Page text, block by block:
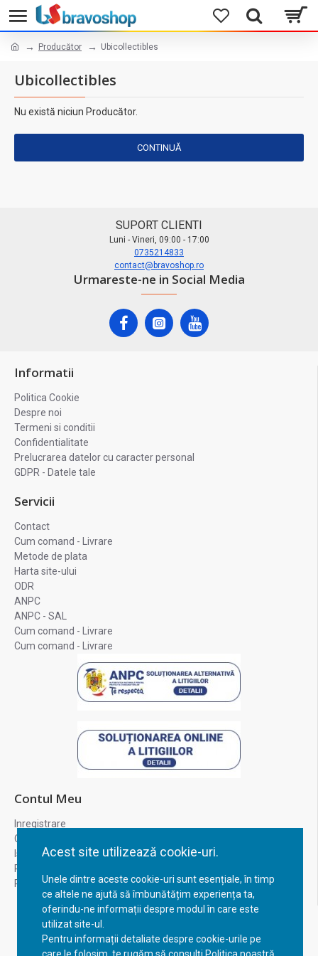
Acest site utilizează cookie-uri.
Unele dintre aceste cookie-uri sunt esențiale, în timp
ce altele ne ajută să îmbunătățim experiența ta,
oferindu-ne informații despre modul în care este
utilizat site-ul.
Pentru informații detaliate despre cookie-urile pe
Producător Ubicollectibles
Ubicollectibles
Nu există niciun Producător.
CONTINUĂ
SUPORT CLIENTI
Luni - Vineri, 09:00 - 17:00
0735214833
contact@bravoshop.ro
Urmareste-ne in Social Media
Informatii
Politica Cookie
Despre noi
Termeni si conditii
Confidentialitate
Prelucrarea datelor cu caracter personal
GDPR - Datele tale
Servicii
Contact
Cum comand - Livrare
Metode de plata
Harta site-ului
ODR
ANPC
ANPC - SAL
Cum comand - Livrare
Cum comand - Livrare
Contul Meu
Inregistrare
Contul meu
Istoric comenzi
Recuperare parola
Returnare produs